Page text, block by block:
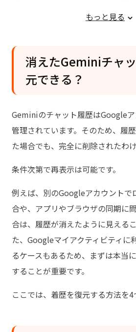
Geminiのチャット履歴に
もっと見る
消えたGeminiチャ
元できる？
Geminiのチャット履歴はGoogle
管理されています。そのため、履
た場合でも、完全に削除されたわ
条件次第で再表示は可能です。
例えば、別のGoogleアカウントで
合や、アプリやブラウザの同期に
合は、履歴が消えたように見える
た、Googleマイアクティビティに
るケースもあるため、まずは本当
することが重要です。
ここでは、着歴を復元する方法を4